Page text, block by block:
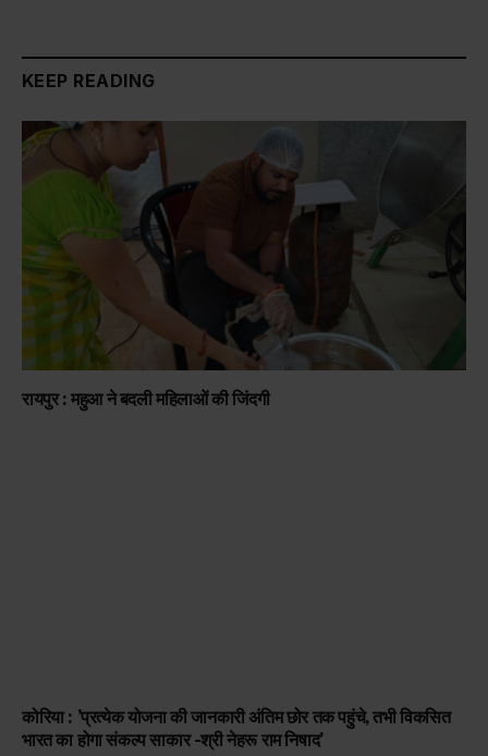
KEEP READING
रायपुर : महुआ ने बदली महिलाओं की जिंदगी
कोरिया : ’प्रत्येक योजना की जानकारी अंतिम छोर तक पहुंचे, तभी विकसित
भारत का होगा संकल्प साकार -श्री नेहरू राम निषाद’